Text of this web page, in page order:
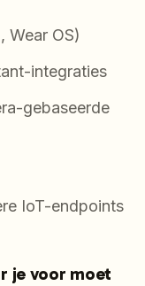
Wear OS)
integraties
gebaseerde
IoT-endpoints
je voor moet